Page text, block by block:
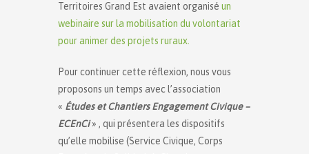
Territoires Grand Est avaient organisé un
webinaire sur la mobilisation du volontariat
pour animer des projets ruraux.
Pour continuer cette réflexion, nous vous
proposons un temps avec l’association
« Études et Chantiers Engagement Civique –
ECEnCi» , qui présentera les dispositifs
qu’elle mobilise (Service Civique, Corps